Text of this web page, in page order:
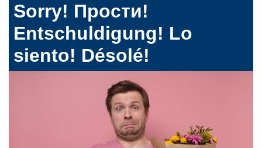
Sorry! Прости!
Entschuldigung! Lo
siento! Désolé!